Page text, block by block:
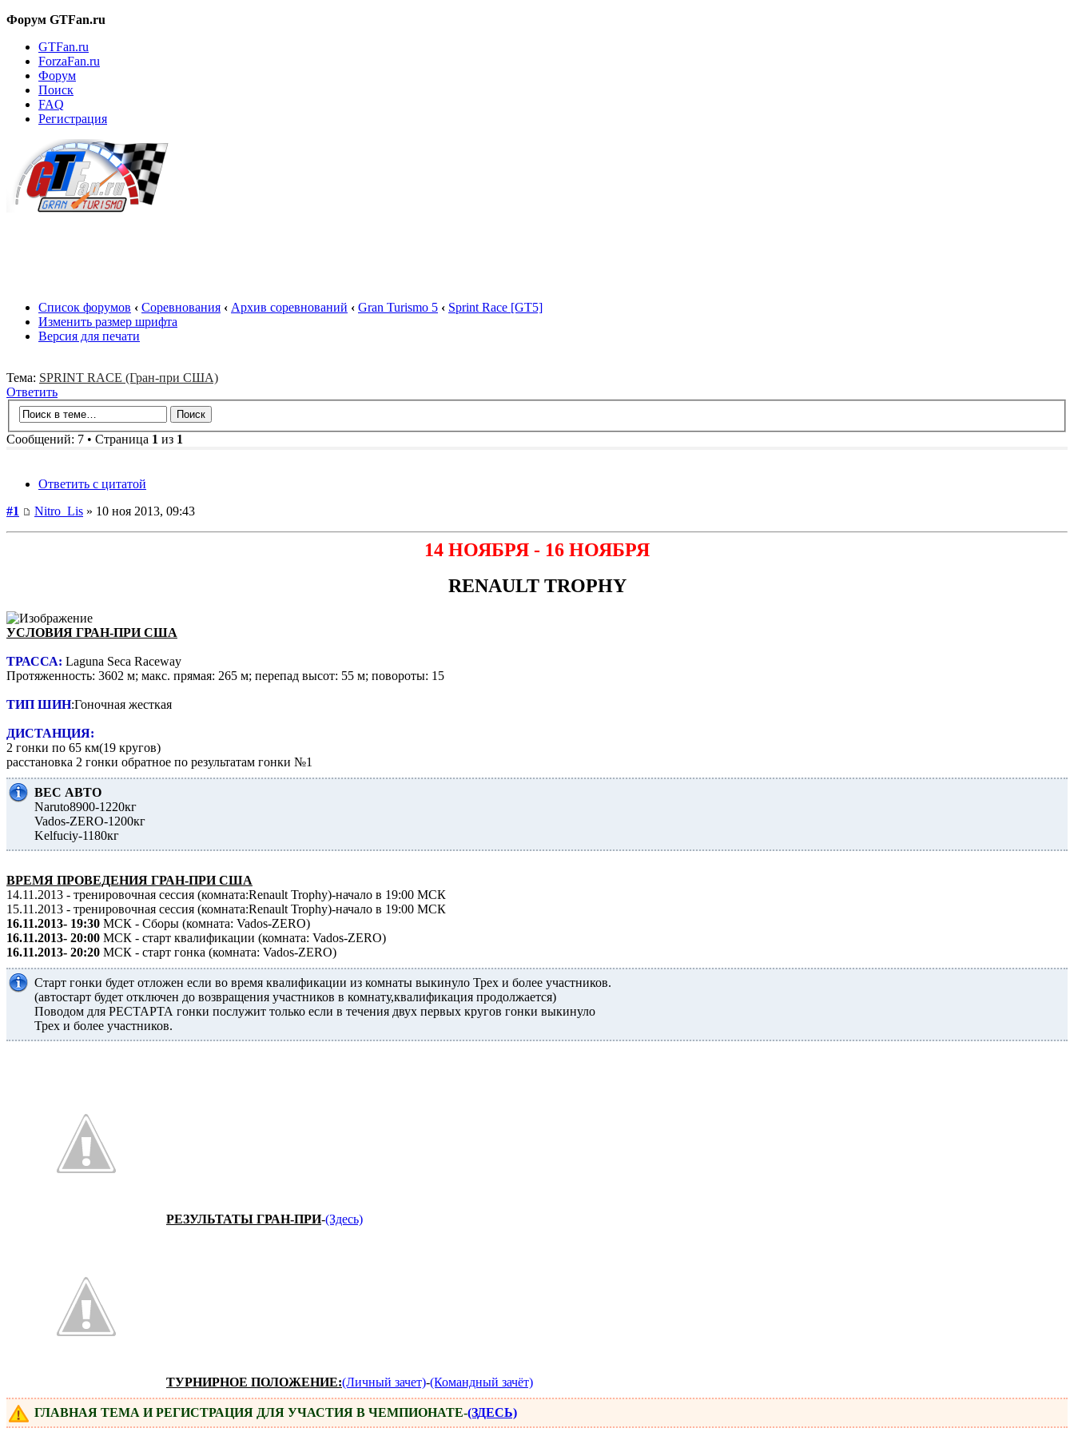
Форум GTFan.ru
GTFan.ru
ForzaFan.ru
Форум
Поиск
FAQ
Регистрация
Список форумов ‹ Соревнования ‹ Архив соревнований ‹ Gran Turismo 5 ‹ Sprint Race [GT5]
Изменить размер шрифта
Версия для печати
Тема: SPRINT RACE (Гран-при США)
Ответить
Сообщений: 7 • Страница 1 из 1
Ответить с цитатой
#1
Nitro_Lis » 10 ноя 2013, 09:43
14 НОЯБРЯ - 16 НОЯБРЯ
RENAULT TROPHY
УСЛОВИЯ ГРАН-ПРИ США
ТРАССА: Laguna Seca Raceway
Протяженность: 3602 м; макс. прямая: 265 м; перепад высот: 55 м; повороты: 15
ТИП ШИН:Гоночная жесткая
ДИСТАНЦИЯ:
2 гонки по 65 км(19 кругов)
расстановка 2 гонки обратное по результатам гонки №1
ВЕС АВТО
Naruto8900-1220кг
Vados-ZERO-1200кг
Kelfuciy-1180кг
ВРЕМЯ ПРОВЕДЕНИЯ ГРАН-ПРИ США
14.11.2013 - тренировочная сессия (комната:Renault Trophy)-начало в 19:00 МСК
15.11.2013 - тренировочная сессия (комната:Renault Trophy)-начало в 19:00 МСК
16.11.2013- 19:30 МСК - Сборы (комната: Vados-ZERO)
16.11.2013- 20:00 МСК - старт квалификации (комната: Vados-ZERO)
16.11.2013- 20:20 МСК - старт гонка (комната: Vados-ZERO)
Старт гонки будет отложен если во время квалификации из комнаты выкинуло Трех и более участников.
(автостарт будет отключен до возвращения участников в комнату,квалификация продолжается)
Поводом для РЕСТАРТА гонки послужит только если в течения двух первых кругов гонки выкинуло
Трех и более участников.
РЕЗУЛЬТАТЫ ГРАН-ПРИ-(Здесь)
ТУРНИРНОЕ ПОЛОЖЕНИЕ:(Личный зачет)-(Командный зачёт)
ГЛАВНАЯ ТЕМА И РЕГИСТРАЦИЯ ДЛЯ УЧАСТИЯ В ЧЕМПИОНАТЕ-(ЗДЕСЬ)